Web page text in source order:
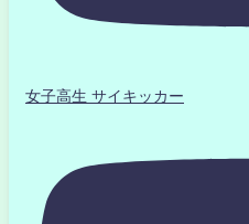
女子高生 サイキッカー